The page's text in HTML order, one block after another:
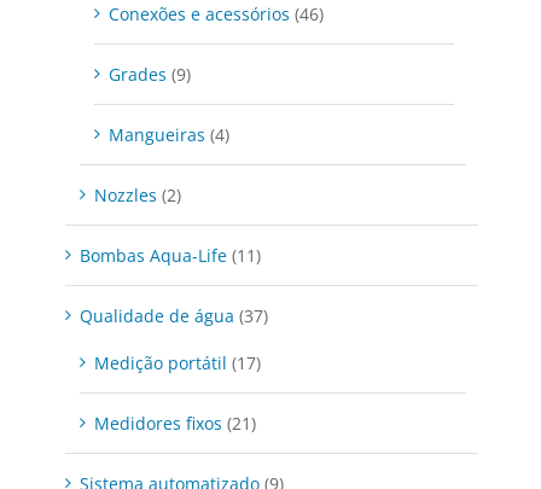
Conexões e acessórios (46)
Grades (9)
Mangueiras (4)
Nozzles (2)
Bombas Aqua-Life (11)
Qualidade de água (37)
Medição portátil (17)
Medidores fixos (21)
Sistema automatizado (9)